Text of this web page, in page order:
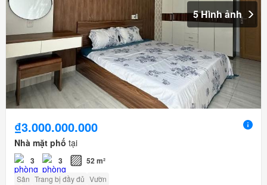
5 Hình ảnh
₫3.000.000.000
Nhà mặt phố tại
3 3 52 m²
Sân Trang bị đầy đủ Vườn